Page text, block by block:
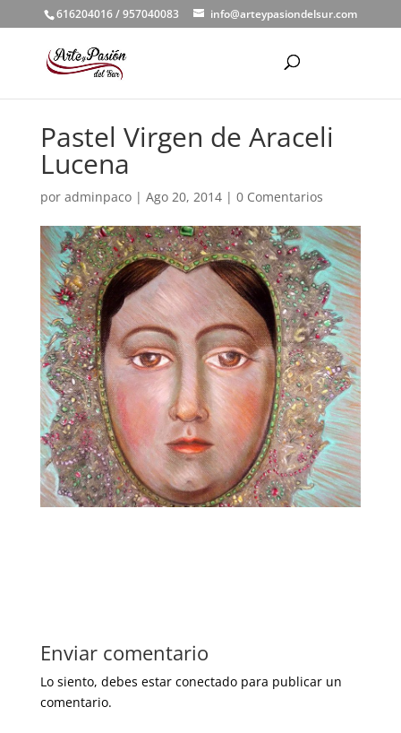
616204016 / 957040083 info@arteypasiondelsur.com
Pastel Virgen de Araceli
Lucena
por adminpaco| Ago 20, 2014| 0 Comentarios
Enviar comentario
Lo siento, debes estar conectadopara publicar un
comentario.